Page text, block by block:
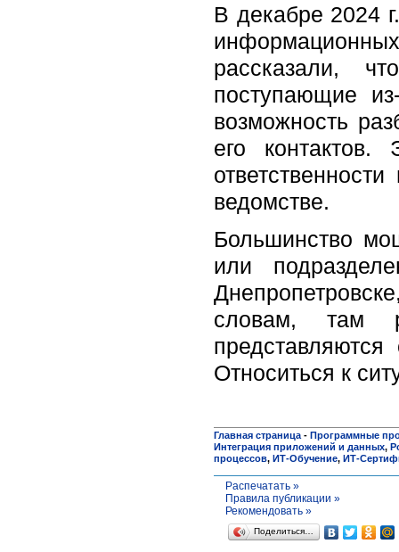
В декабре 2024
рассказали,
поступающие
возможность
его
ведомстве.
Большинство
или
словам, там
Относиться к
Главная страница - Программные
Интеграция приложений и данных,
процессов, ИТ-Обучение, ИТ-
Распечатать »
Правила публикации »
Рекомендовать »
Поделиться…